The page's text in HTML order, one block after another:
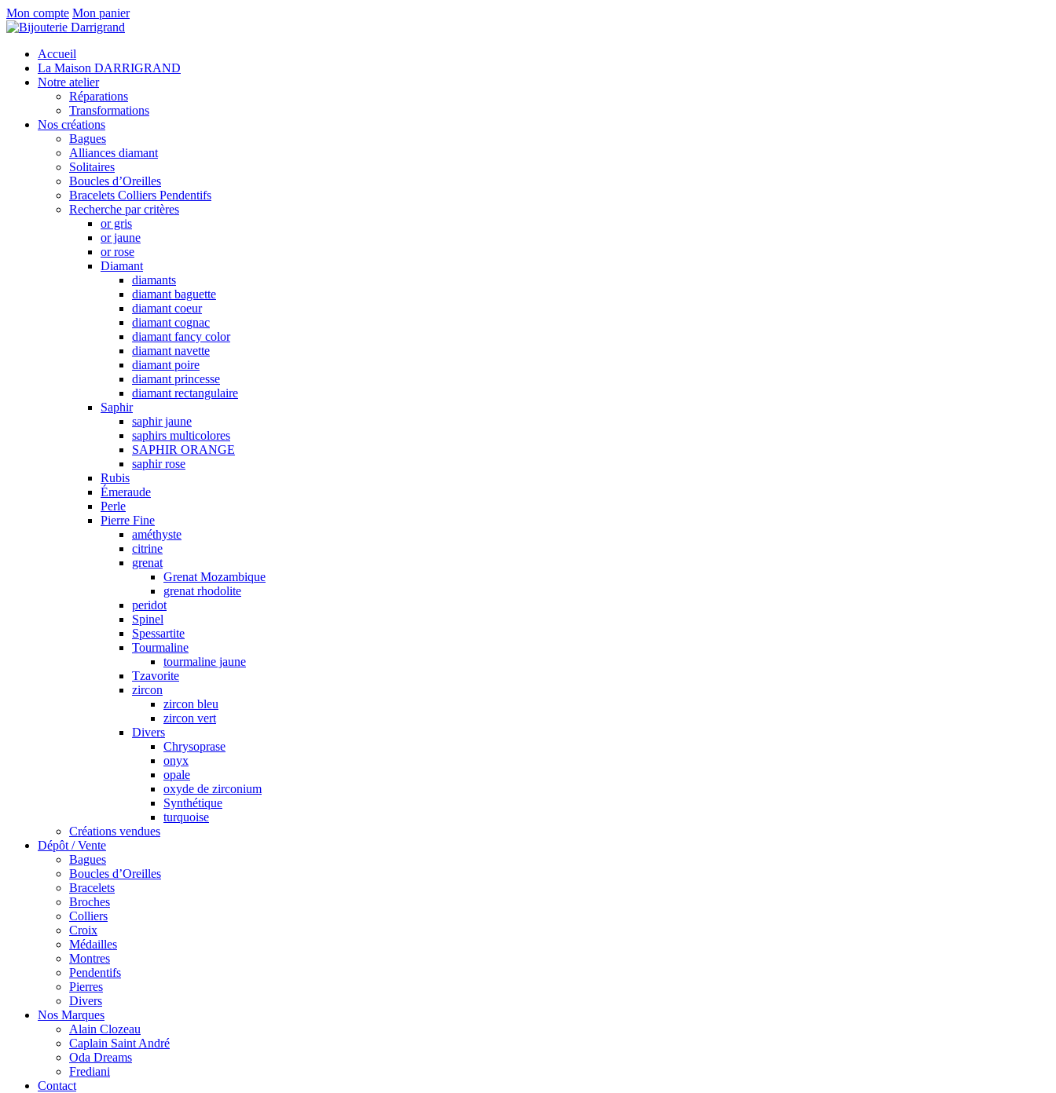
Mon compte Mon panier
Accueil
La Maison DARRIGRAND
Notre atelier
Réparations
Transformations
Nos créations
Bagues
Alliances diamant
Solitaires
Boucles d’Oreilles
Bracelets Colliers Pendentifs
Recherche par critères
or gris
or jaune
or rose
Diamant
diamants
diamant baguette
diamant coeur
diamant cognac
diamant fancy color
diamant navette
diamant poire
diamant princesse
diamant rectangulaire
Saphir
saphir jaune
saphirs multicolores
SAPHIR ORANGE
saphir rose
Rubis
Émeraude
Perle
Pierre Fine
améthyste
citrine
grenat
Grenat Mozambique
grenat rhodolite
peridot
Spinel
Spessartite
Tourmaline
tourmaline jaune
Tzavorite
zircon
zircon bleu
zircon vert
Divers
Chrysoprase
onyx
opale
oxyde de zirconium
Synthétique
turquoise
Créations vendues
Dépôt / Vente
Bagues
Boucles d’Oreilles
Bracelets
Broches
Colliers
Croix
Médailles
Montres
Pendentifs
Pierres
Divers
Nos Marques
Alain Clozeau
Caplain Saint André
Oda Dreams
Frediani
Contact